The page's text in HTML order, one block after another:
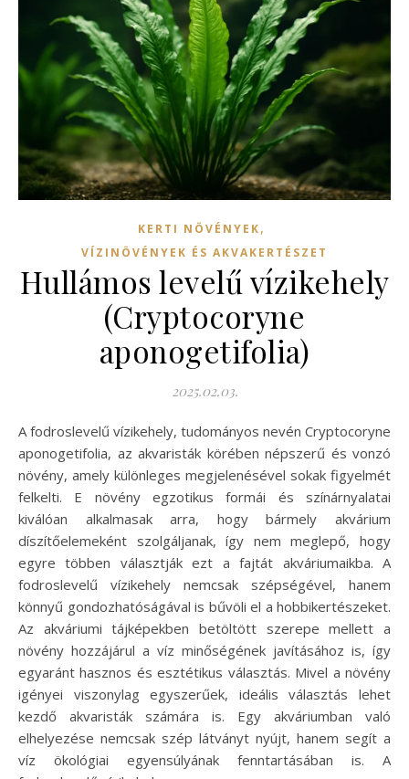
KERTI NÖVÉNYEK,
VÍZINÖVÉNYEK ÉS AKVAKERTÉSZET
Hullámos levelű vízikehely
(Cryptocoryne
aponogetifolia)
2025.02.03.
A fodroslevelű vízikehely, tudományos nevén Cryptocoryne
aponogetifolia, az akvaristák körében népszerű és vonzó
növény, amely különleges megjelenésével sokak figyelmét
felkelti. E növény egzotikus formái és színárnyalatai
kiválóan alkalmasak arra, hogy bármely akvárium
díszítőelemeként szolgáljanak, így nem meglepő, hogy
egyre többen választják ezt a fajtát akváriumaikba. A
fodroslevelű vízikehely nemcsak szépségével, hanem
könnyű gondozhatóságával is bűvöli el a hobbikertészeket.
Az akváriumi tájképekben betöltött szerepe mellett a
növény hozzájárul a víz minőségének javításához is, így
egyaránt hasznos és esztétikus választás. Mivel a növény
igényei viszonylag egyszerűek, ideális választás lehet
kezdő akvaristák számára is. Egy akváriumban való
elhelyezése nemcsak szép látványt nyújt, hanem segít a
víz ökológiai egyensúlyának fenntartásában is. A